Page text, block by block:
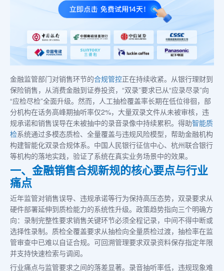
金融监管部门对销售环节的合规管控正在持续收紧。从银行理财到
保险销售，从消费金融到证券投资，“双录”要求已从“应录尽录”向
“应检尽检”全面升级。然而，人工抽检覆盖率长期在低位徘徊，部
分机构在话务高峰期抽听率仅2%，大量双录文件从未被审核，违
规承诺和销售误导在未被抽中的录音录像中持续累积。得助智能质
检系统通过多模态质检、全量覆盖与违规风险模型，帮助金融机构
构建智能化双录合规体系。中国人民银行征信中心、杭州联合银行
等机构的落地实践，验证了系统在真实业务场景中的效果。
一、金融销售合规新规的核心要点与行业
痛点
近年监管对销售误导、违规承诺等行为保持高压态势，双录要求从
硬件部署延伸到质检能力的系统性升级。政策趋势指向三个明确方
向：录制完整性要求销售关键环节必须全程记录，中间不得中断或
选择性录制。质检全覆盖要求从抽检向全量质检过渡，抽检率在监
管审查中已难以自证合规。可回溯管理要求双录资料保存指定年限
并支持快速检索与调阅。
行业痛点与监管要求之间的落差显著。录音抽听率低，违规现象难